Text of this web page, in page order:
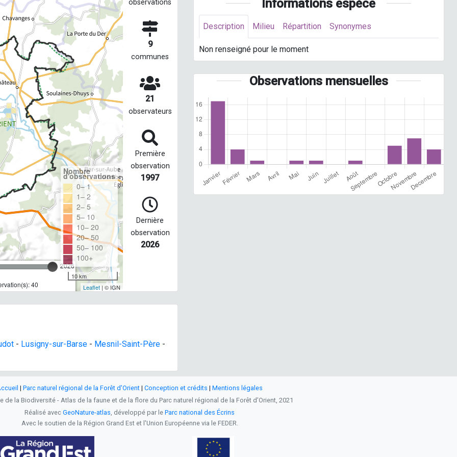
2026
40
Nombre
d'observations
0– 1
1– 2
2– 5
5– 10
10– 20
20– 50
50– 100
100+
10 km
Leaflet| © IGN
observations
9
communes
21
observateurs
Première
observation
1997
Dernière
observation
2026
- Lusigny-sur-Barse - Mesnil-Saint-Père -
Informations espèce
Description Milieu Répartition Synonymes
Non renseigné pour le moment
Observations mensuelles
| Parc naturel régional de la Forêt d'Orient | Conception et crédits | Mentions légales
de la Biodiversité - Atlas de la faune et de la flore du Parc naturel régional de la Forêt d'Orient, 2021
Réalisé avec GeoNature-atlas, développé par le Parc national des Écrins
Avec le soutien de la Région Grand Est et l'Union Européenne via le FEDER.